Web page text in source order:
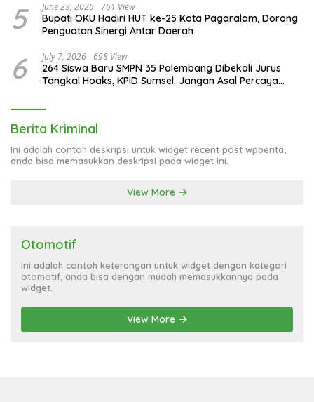
5 June 23, 2026 761 View
Bupati OKU Hadiri HUT ke-25 Kota Pagaralam, Dorong
Penguatan Sinergi Antar Daerah
6 July 7, 2026 698 View
264 Siswa Baru SMPN 35 Palembang Dibekali Jurus
Tangkal Hoaks, KPID Sumsel: Jangan Asal Percaya
Berita Kriminal
Ini adalah contoh deskripsi untuk widget recent post wpberita,
anda bisa memasukkan deskripsi pada widget ini.
View More
Otomotif
Ini adalah contoh keterangan untuk widget dengan kategori
otomotif, anda bisa dengan mudah memasukkannya pada
widget.
View More